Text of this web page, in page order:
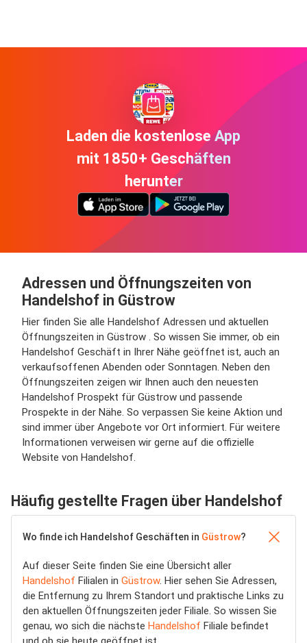
Laden die kostenlose App
mit 1850+ Geschäften
herunter
Adressen und Öffnungszeiten von
Handelshof in Güstrow
Hier finden Sie alle Handelshof Adressen und aktuellen
Öffnungszeiten in Güstrow . So wissen Sie immer, ob ein
Handelshof Geschäft in Ihrer Nähe geöffnet ist, auch an
verkaufsoffenen Abenden oder Sonntagen. Neben den
Öffnungszeiten zeigen wir Ihnen auch den neuesten
Handelshof Prospekt für Güstrow und passende
Prospekte in der Nähe. So verpassen Sie keine Aktion und
sind immer über Angebote vor Ort informiert. Für weitere
Informationen verweisen wir gerne auf die offizielle
Website von Handelshof.
Häufig gestellte Fragen über Handelshof
Wo finde ich Handelshof Geschäften in Güstrow?
Auf dieser Seite finden Sie eine Übersicht aller
Handelshof Filialen in Güstrow. Hier sehen Sie Adressen,
die Entfernung zu Ihrem Standort und praktische Links zu
den aktuellen Öffnungszeiten jeder Filiale. So wissen Sie
genau, wo sich die nächste Handelshof Filiale befindet